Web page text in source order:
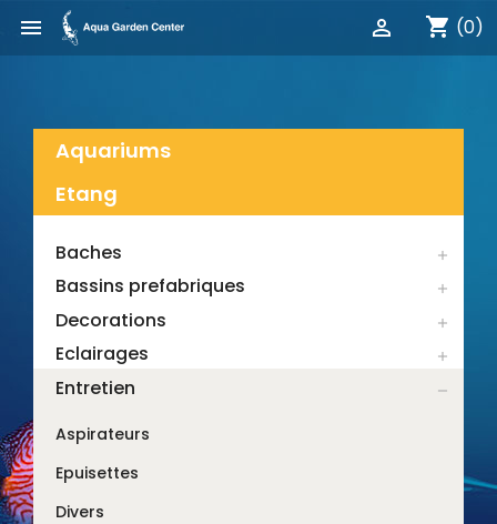
 shopping_cart (0)

Aquariums
Etang
Baches 
Bassins prefabriques 
Decorations 
Eclairages 
Entretien 
Aspirateurs
Epuisettes
Divers